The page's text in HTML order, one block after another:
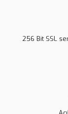
256 Bit SSL